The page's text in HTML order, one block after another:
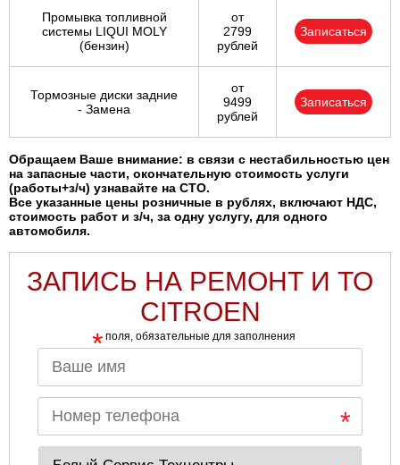
Санкт-Петербург
Саратов
Солнцево
Сургут
Тула
Тюмень
Ульяновск
Челябинск
Промывка топливной
системы LIQUI MOLY
(бензин)
от
2799
рублей
Записаться
Тормозные диски задние
- Замена
от
9499
рублей
Записаться
Обращаем Ваше внимание: в связи с нестабильностью цен
на запасные части, окончательную стоимость услуги
(работы+з/ч) узнавайте на СТО.
Все указанные цены розничные в рублях, включают НДС,
стоимость работ и з/ч, за одну услугу, для одного
автомобиля.
ЗАПИСЬ НА РЕМОНТ И ТО
CITROEN
* поля, обязательные для заполнения